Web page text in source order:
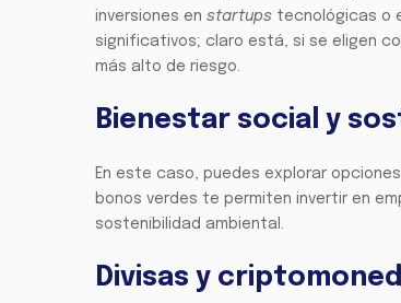
inversiones en startups tecnológicas o
significativos; claro está, si se eligen
más alto de riesgo.
Bienestar social y
En este caso, puedes explorar
bonos verdes te permiten invertir en
sostenibilidad ambiental.
Divisas y